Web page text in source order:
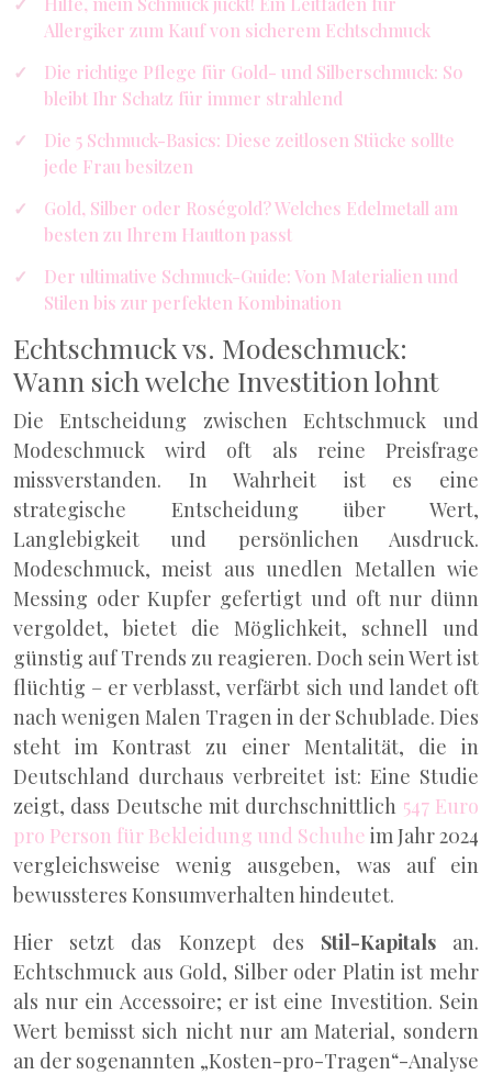
Allergiker zum Kauf von sicherem Echtschmuck
Die richtige Pflege für Gold- und Silberschmuck: So
bleibt Ihr Schatz für immer strahlend
Die 5 Schmuck-Basics: Diese zeitlosen Stücke sollte
jede Frau besitzen
Gold, Silber oder Roségold? Welches Edelmetall am
besten zu Ihrem Hautton passt
Der ultimative Schmuck-Guide: Von Materialien und
Stilen bis zur perfekten Kombination
Echtschmuck vs. Modeschmuck:
Wann sich welche Investition lohnt
Die Entscheidung zwischen Echtschmuck und
Modeschmuck wird oft als reine Preisfrage
missverstanden. In Wahrheit ist es eine
strategische Entscheidung über Wert,
Langlebigkeit und persönlichen Ausdruck.
Modeschmuck, meist aus unedlen Metallen wie
Messing oder Kupfer gefertigt und oft nur dünn
vergoldet, bietet die Möglichkeit, schnell und
günstig auf Trends zu reagieren. Doch sein Wert ist
flüchtig – er verblasst, verfärbt sich und landet oft
nach wenigen Malen Tragen in der Schublade. Dies
steht im Kontrast zu einer Mentalität, die in
Deutschland durchaus verbreitet ist: Eine Studie
zeigt, dass Deutsche mit durchschnittlich 547 Euro
pro Person für Bekleidung und Schuhe im Jahr 2024
vergleichsweise wenig ausgeben, was auf ein
bewussteres Konsumverhalten hindeutet.
Hier setzt das Konzept des Stil-Kapitalsan.
Echtschmuck aus Gold, Silber oder Platin ist mehr
als nur ein Accessoire; er ist eine Investition. Sein
Wert bemisst sich nicht nur am Material, sondern
an der sogenannten „Kosten-pro-Tragen“-Analyse